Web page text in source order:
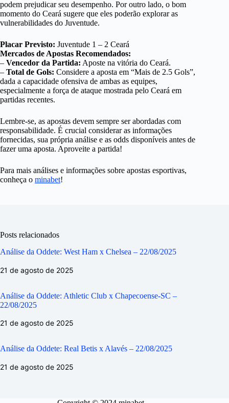
podem prejudicar seu desempenho. Por outro lado, o bom
momento do Ceará sugere que eles poderão explorar as
vulnerabilidades do Juventude.
Placar Previsto: Juventude 1 – 2 Ceará
Mercados de Apostas Recomendados:
– Vencedor da Partida: Aposte na vitória do Ceará.
– Total de Gols: Considere a aposta em “Mais de 2.5 Gols”,
dada a capacidade ofensiva de ambas as equipes,
especialmente a força de ataque mostrada pelo Ceará em
partidas recentes.
Lembre-se, as apostas devem sempre ser abordadas com
responsabilidade. É crucial considerar as informações
fornecidas, sua própria análise e as odds disponíveis antes de
fazer uma aposta. Aproveite a partida!
Para mais análises e informações sobre apostas esportivas,
conheça o minabet!
Posts relacionados
Análise da Oddete: West Ham x Chelsea – 22/08/2025
21 de agosto de 2025
Análise da Oddete: Athletic Club x Chapecoense-SC –
22/08/2025
21 de agosto de 2025
Análise da Oddete: Real Betis x Alavés – 22/08/2025
21 de agosto de 2025